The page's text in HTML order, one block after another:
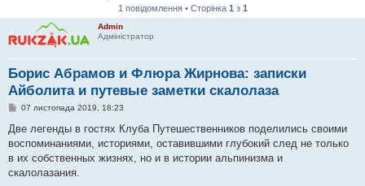
1 повідомлення • Сторінка 1 з 1
Admin
Адміністратор
Борис Абрамов и Флюра Жирнова: записки
Айболита и путевые заметки скалолаза
П
в
д
о
л
07 листопада 2019, 18:23
Две легенды в гостях Клуба Путешественников поделились своими
воспоминаниями, историями, оставившими глубокий след не только
в их собственных жизнях, но и в истории альпинизма и
скалолазания.